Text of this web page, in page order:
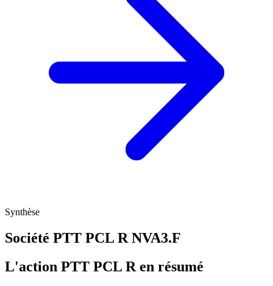
Synthèse
Société PTT PCL R NVA3.F
L'action PTT PCL R en résumé